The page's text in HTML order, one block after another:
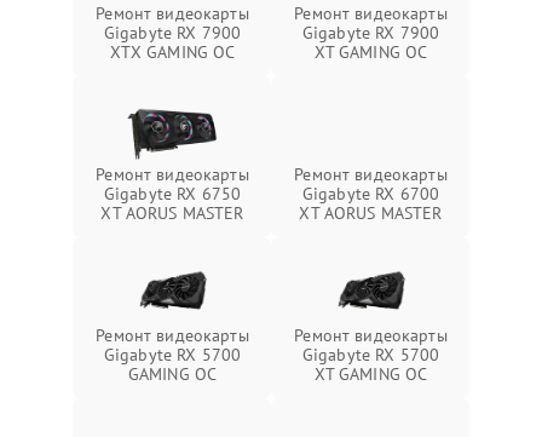
Ремонт видеокарты
Gigabyte RX 7900
XTX GAMING OC
Ремонт видеокарты
Gigabyte RX 7900
XT GAMING OC
Ремонт видеокарты
Gigabyte RX 6750
XT AORUS MASTER
Ремонт видеокарты
Gigabyte RX 6700
XT AORUS MASTER
Ремонт видеокарты
Gigabyte RX 5700
GAMING OC
Ремонт видеокарты
Gigabyte RX 5700
XT GAMING OC